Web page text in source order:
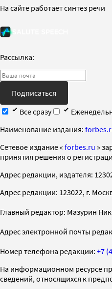
На сайте работает синтез речи
Рассылка:
Подписаться
Все сразу
Наименование издания:
Cетевое издание « forbes.ru »
принятия решения о
Адрес редакции, издателя:
Адрес редакции: 123022, г.
Главный редактор: Мазурин
Адрес электронной почты
Номер телефона редакции: +7
На информационном ресурсе
сведений, относящихся к